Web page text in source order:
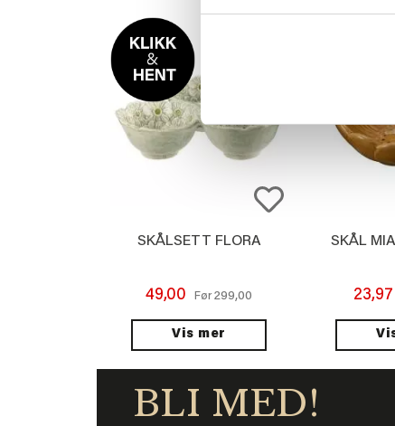
SKÅLSETT FLORA
49,00 Før299,00
Vis mer
SKÅL
23,97
BLI MED!